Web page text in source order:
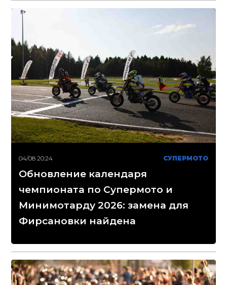
04/08 20:24 СУПЕРМОТО
Обновление календаря
чемпионата по Супермото и
Минимотарду 2026: замена для
Фирсановки найдена